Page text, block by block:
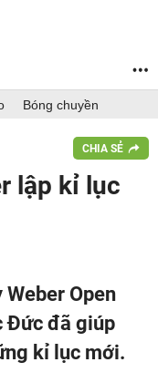
Bóng chuyền
CHIA SẺ
lập kỉ lục
Open
Đức đã giúp
kỉ lục mới.